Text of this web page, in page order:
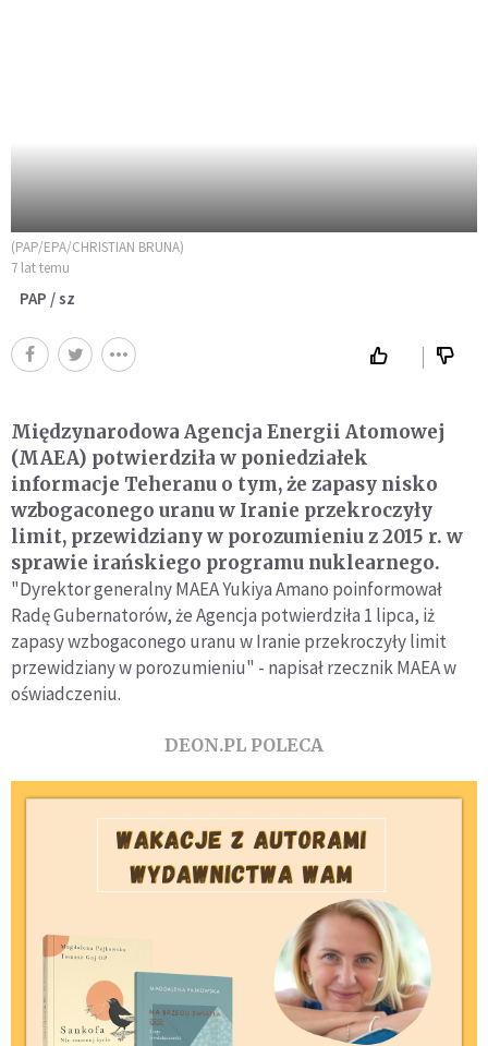
(PAP/EPA/CHRISTIAN BRUNA)
7 lat temu
PAP / sz
Międzynarodowa Agencja Energii Atomowej
(MAEA) potwierdziła w poniedziałek
informacje Teheranu o tym, że zapasy nisko
wzbogaconego uranu w Iranie przekroczyły
limit, przewidziany w porozumieniu z 2015 r. w
sprawie irańskiego programu nuklearnego.
"Dyrektor generalny MAEA Yukiya Amano poinformował
Radę Gubernatorów, że Agencja potwierdziła 1 lipca, iż
zapasy wzbogaconego uranu w Iranie przekroczyły limit
przewidziany w porozumieniu" - napisał rzecznik MAEA w
oświadczeniu.
DEON.PL POLECA